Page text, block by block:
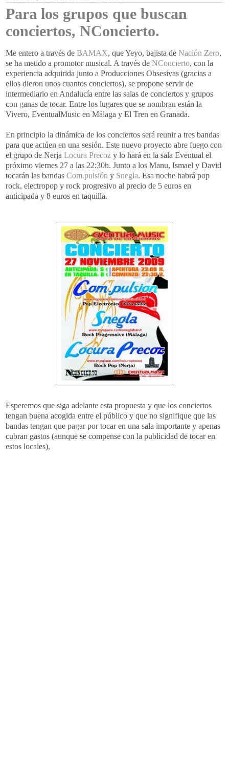
Para los grupos que buscan
conciertos, NConcierto.
Me entero a través de BAMAX, queYeyo, bajista de Nación Zero,
se ha metido a promotor musical. A través de NConcierto, con la
experiencia adquirida junto a Producciones Obsesivas (gracias a
ellos dieron unos cuantos conciertos), se propone servir de
intermediario en Andalucía entre las salas de conciertos y grupos
con ganas de tocar. Entre los lugares que se nombran están la
Vivero, EventualMusic en Málaga y El Tren en Granada.
En principio la dinámica de los conciertos será reunir a tres bandas
para que actúen en una sesión. Este nuevo proyecto abre fuego con
el grupo de Nerja Locura Precoz y lo hará en la sala Eventual el
próximo viernes 27 a las 22:30h. Junto a los Manu, Ismael y David
tocarán las bandas Com.pulsión y Snegla. Esa noche habrá pop
rock, electropop y rock progresivo al precio de 5 euros en
anticipada y 8 euros en taquilla.
Esperemos que siga adelante esta propuesta y que los conciertos
tengan buena acogida entre el público y que no signifique que las
bandas tengan que pagar por tocar en una sala importante y apenas
cubran gastos (aunque se compense con la publicidad de tocar en
estos locales),